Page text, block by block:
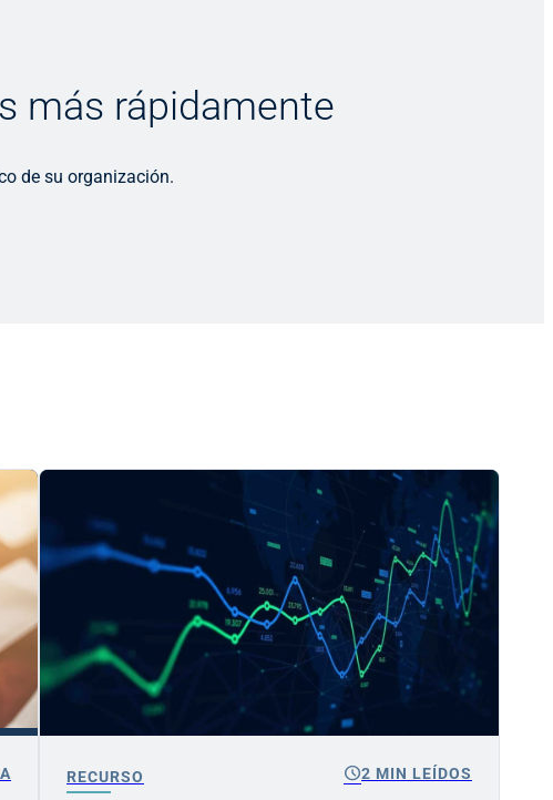
más rápidamente
de su organización.
RECURSO schedule2 MIN LEÍDOS